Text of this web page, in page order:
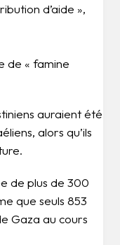
d’aide »,
de « famine
auraient été
alors qu’ils
de plus de 300
que seuls 853
Gaza au cours